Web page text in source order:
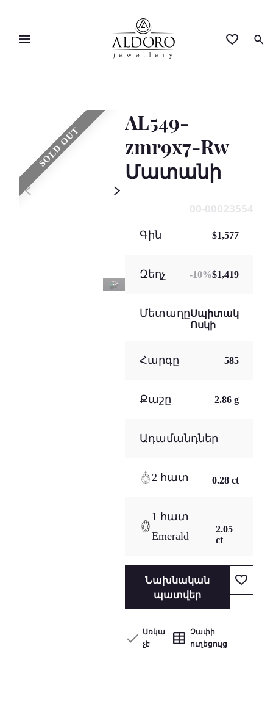
SOLD OUT
AL549-
zmr9x7-Rw
Մատանի
00-00023554
Գին $1,577
Զեղչ -10%$1,419
ՄետաղըՍպիտակ
Ոսկի
Հարգը 585
Քաշը 2.86 g
Ադամանդներ
2 հատ 0.28 ct
1 հատ
Emerald
2.05
ct
Նախնական
պատվեր
Առկա
չէ
Չափի
ուղեցույց